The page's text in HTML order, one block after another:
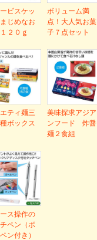
ビスケッ
じめなお
２０ｇ
ボリューム満
点！大人気お菓
子７点セット
ティ麺三
ボックス
美味探求アジア
ンフード 炸醤
麺２食組
ス操作の
ペン（ボ
ン付き）